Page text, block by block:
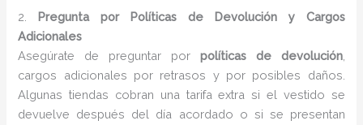
2. Pregunta por Políticas de Devolución y Cargos
Adicionales
Asegúrate de preguntar por políticas de devolución,
cargos adicionales por retrasos y por posibles daños.
Algunas tiendas cobran una tarifa extra si el vestido se
devuelve después del día acordado o si se presentan